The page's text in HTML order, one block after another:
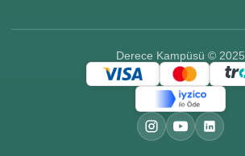
Derece Kampüsü © 2025